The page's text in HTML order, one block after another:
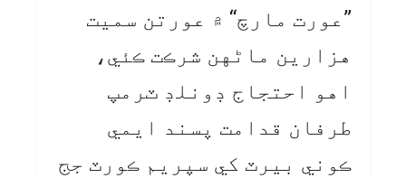
”عورت مارچ“ ۾ عورتن سميت
هزارين ماڻهن شرڪت ڪئي،
اهو احتجاج ڊونلڊ ٽرمپ
طرفان قدامت پسند ايمي
ڪوني بيرٽ کي سپريم ڪورٽ جج